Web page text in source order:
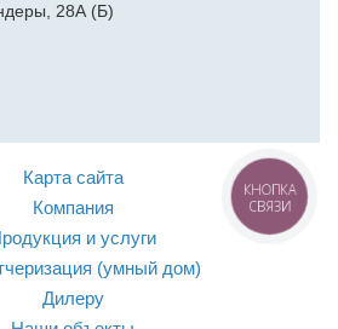
28А (Б)
Карта сайта
Компания
и услуги
(умный дом)
Дилеру
КНОПКА
СВЯЗИ